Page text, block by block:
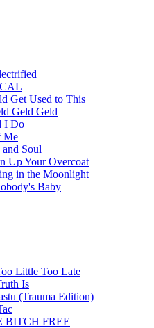
Get Used to This
Geld Geld
I Do
Me
Soul
Up Your Overcoat
in the Moonlight
Baby
Little Too Late
Is
(Trauma Edition)
BITCH FREE